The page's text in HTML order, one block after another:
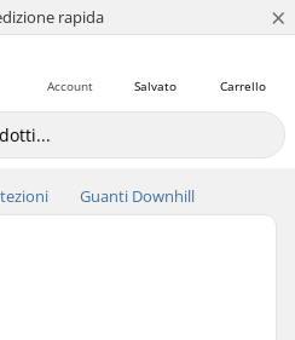
rapida
mln di clienti ×
Carrello
Salvato
Account
Guanti Downhill